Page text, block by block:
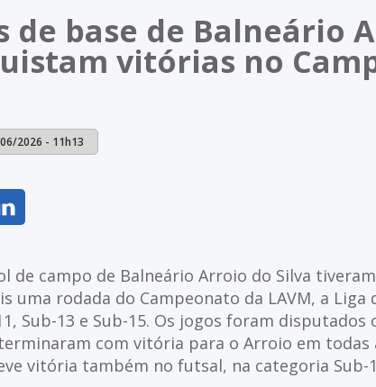
de base de Balneário
vitórias no
2026 - 11h13
de campo de Balneário Arroio do Silva
uma rodada do Campeonato da LAVM, a
Sub-13 e Sub-15. Os jogos foram disputados
com vitória para o Arroio em todas
vitória também no futsal, na categoria Sub-